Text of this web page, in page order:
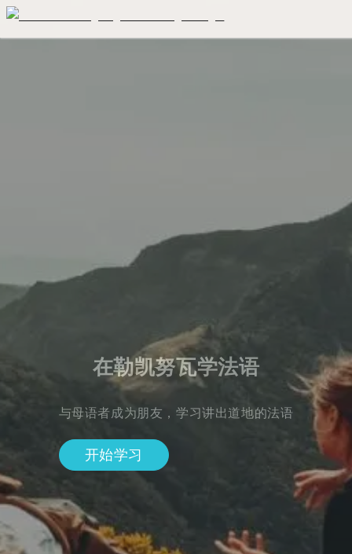
在勒凯努瓦学法语
与母语者成为朋友，学习讲出道地的法语
开始学习